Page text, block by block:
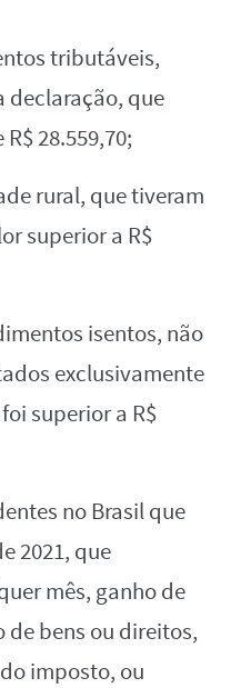
tributáveis,
declaração, que
28.559,70;
rural, que tiveram
superior a R$
isentos, não
exclusivamente
superior a R$
no Brasil que
2021, que
mês, ganho de
bens ou direitos,
imposto, ou